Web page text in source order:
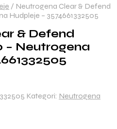
/ Neutrogena Clear & Defend
Hudpleje – 3574661332505
& Defend
– Neutrogena
Kategori: Neutrogena